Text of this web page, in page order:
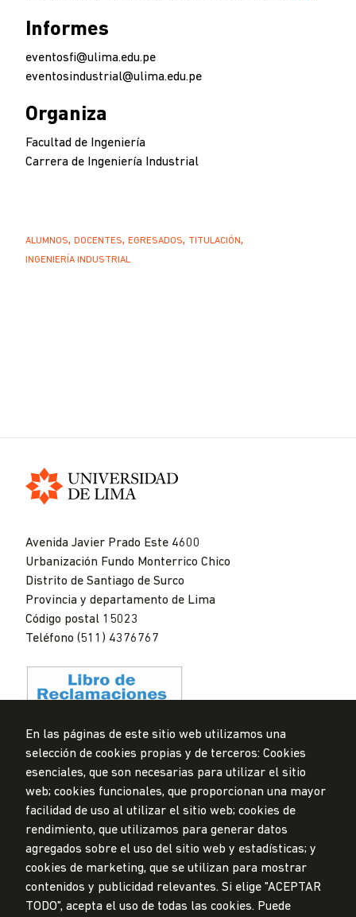
Informes
eventosfi@ulima.edu.pe
eventosindustrial@ulima.edu.pe
Organiza
Facultad de Ingeniería
Carrera de Ingeniería Industrial
ALUMNOS DOCENTES EGRESADOS
TITULACIÓN
INGENIERÍA INDUSTRIAL
Avenida Javier Prado Este 4600
Urbanización Fundo Monterrico Chico
Distrito de Santiago de Surco
Provincia y departamento de Lima
Código postal 15023
Teléfono (511) 4376767
Privacidad de datos personales
Mesa de partes
Todos los derechos reservados
Diseñado por
En las páginas de este sitio web utilizamos una
selección de cookies propias y de terceros: Cookies
esenciales, que son necesarias para utilizar el sitio
web; cookies funcionales, que proporcionan una mayor
facilidad de uso al utilizar el sitio web; cookies de
rendimiento, que utilizamos para generar datos
agregados sobre el uso del sitio web y estadísticas; y
cookies de marketing, que se utilizan para mostrar
contenidos y publicidad relevantes. Si elige "ACEPTAR
TODO", acepta el uso de todas las cookies. Puede